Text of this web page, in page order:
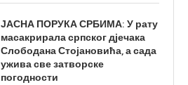
ЈАСНА ПОРУКА СРБИМА: У рату
масакрирала српског дјечака
Слободана Стојановића, а сада
ужива све затворске
погодности